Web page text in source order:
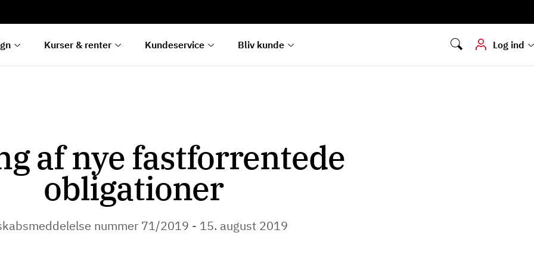
Kurser & renter Kundeservice Bliv kunde Log ind
Hvis du skal
dokumenter digitalt
af nye fastforrentede
obligationer
nummer 71/2019 - 15. august 2019​​​​